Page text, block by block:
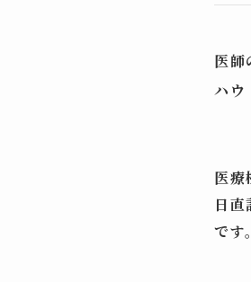
医師
ハウ
医
日
です。